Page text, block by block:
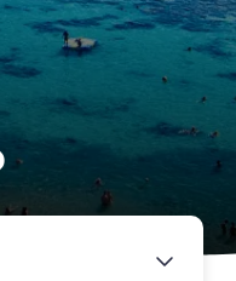
i tuoi preventivi
e scaricare i tuoi